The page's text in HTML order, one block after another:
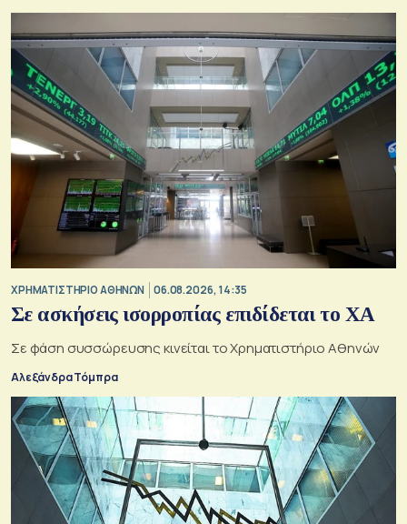
XΡΗΜΑΤΙΣΤΗΡΙΟ ΑΘΗΝΩΝ 06.08.2026, 14:35
Σε ασκήσεις ισορροπίας επιδίδεται το ΧΑ
Σε φάση συσσώρευσης κινείται το Χρηματιστήριο Αθηνών
Αλεξάνδρα Τόμπρα